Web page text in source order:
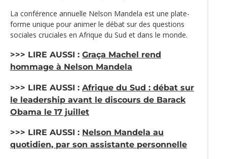
La conférence annuelle Nelson Mandela est une plate-
forme unique pour animer le débat sur des questions
sociales cruciales en Afrique du Sud et dans le monde.
>>> LIRE AUSSI : Graça Machel rend
hommage à Nelson Mandela
>>> LIRE AUSSI : Afrique du Sud : débat sur
le leadership avant le discours de Barack
Obama le 17 juillet
>>> LIRE AUSSI : Nelson Mandela au
quotidien, par son assistante personnelle